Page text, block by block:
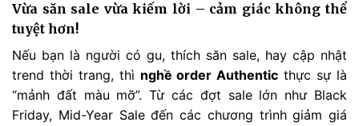
Vừa săn sale vừa kiếm lời – cảm giác không thể
tuyệt hơn!
Nếu bạn là người có gu, thích săn sale, hay cập nhật
trend thời trang, thì nghề order Authentic thực sự là
“mảnh đất màu mỡ”. Từ các đợt sale lớn như Black
Friday, Mid-Year Sale đến các chương trình giảm giá